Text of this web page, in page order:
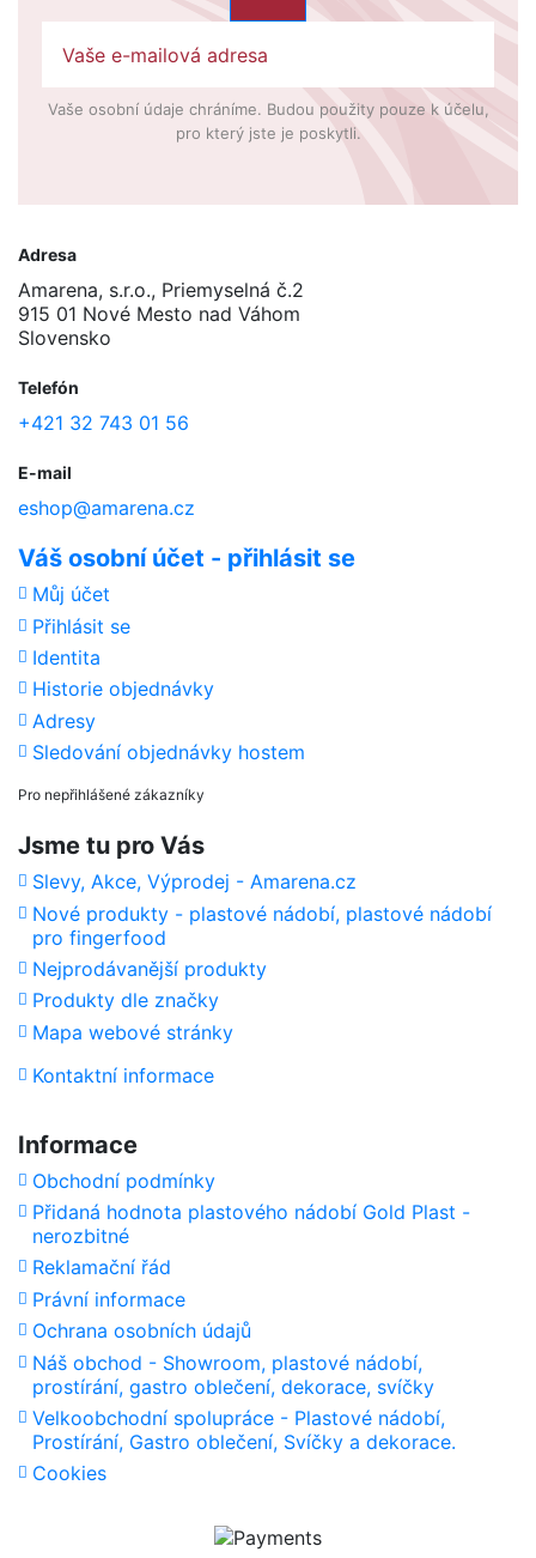
Vaše osobní údaje chráníme. Budou použity pouze k účelu,
pro který jste je poskytli.
Adresa
Amarena, s.r.o., Priemyselná č.2
915 01 Nové Mesto nad Váhom
Slovensko
Telefón
+421 32 743 01 56
E-mail
eshop@amarena.cz
Váš osobní účet - přihlásit se
Můj účet
Přihlásit se
Identita
Historie objednávky
Adresy
Sledování objednávky hostem
Pro nepřihlášené zákazníky
Jsme tu pro Vás
Slevy, Akce, Výprodej - Amarena.cz
Nové produkty - plastové nádobí, plastové nádobí
pro fingerfood
Nejprodávanější produkty
Produkty dle značky
Mapa webové stránky
Kontaktní informace
Informace
Obchodní podmínky
Přidaná hodnota plastového nádobí Gold Plast -
nerozbitné
Reklamační řád
Právní informace
Ochrana osobních údajů
Náš obchod - Showroom, plastové nádobí,
prostírání, gastro oblečení, dekorace, svíčky
Velkoobchodní spolupráce - Plastové nádobí,
Prostírání, Gastro oblečení, Svíčky a dekorace.
Cookies